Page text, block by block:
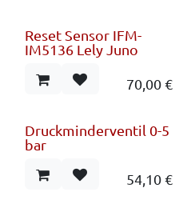
Reset Sensor IFM-
IM5136 Lely Juno
70,00€
Druckminderventil 0-5
bar
54,10€